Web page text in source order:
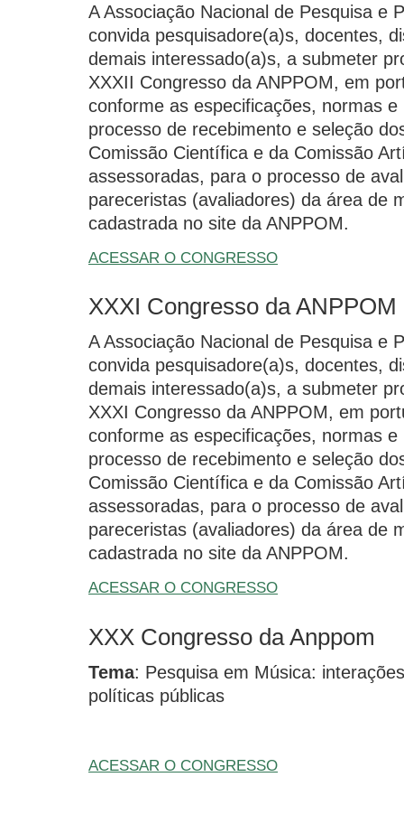
A Associação Nacional de Pesquisa e
convida pesquisadore(a)s, docentes,
demais interessado(a)s, a submeter
XXXII Congresso da ANPPOM, em
conforme as especificações, normas
processo de recebimento e seleção
Comissão Científica e da Comissão
assessoradas, para o processo de
pareceristas (avaliadores) da área de
cadastrada no site da ANPPOM.
ACESSAR O CONGRESSO
XXXI Congresso da ANPPOM
A Associação Nacional de Pesquisa e
convida pesquisadore(a)s, docentes,
demais interessado(a)s, a submeter
XXXI Congresso da ANPPOM, em
conforme as especificações, normas
processo de recebimento e seleção
Comissão Científica e da Comissão
assessoradas, para o processo de
pareceristas (avaliadores) da área de
cadastrada no site da ANPPOM.
ACESSAR O CONGRESSO
XXX Congresso da Anppom
Tema: Pesquisa em Música:
políticas públicas
ACESSAR O CONGRESSO